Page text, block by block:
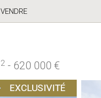
VENDRE
2 - 620 000 €